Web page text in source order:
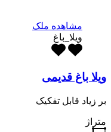
مشاهده ملک
ویلا_باغ
ویلا باغ قدیمی
بر زیاد قابل تفکیک
متراژ